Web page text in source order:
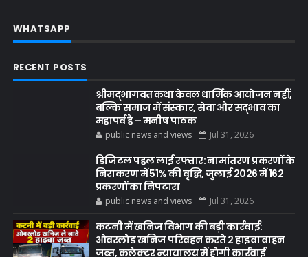
WHATSAPP
RECENT POSTS
श्रीमद्भागवत कथा केवल धार्मिक आयोजन नहीं,
बल्कि समाज में संस्कार, सेवा और सद्भाव का
महापर्व है – मनीष पाठक
public news and views Jul 31, 2026
डिजिटल पहल लाई रफ्तार: नामांतरण प्रकरणों के
निराकरण में 51% की वृद्धि, जुलाई 2026 में 162
प्रकरणों का निपटारा
public news and views Jul 31, 2026
कटनी में खनिज विभाग की बड़ी कार्रवाई:
ओवरलोड खनिज परिवहन करते 2 हाइवा वाहन
जब्त, कलेक्टर न्यायालय में होगी कार्रवाई